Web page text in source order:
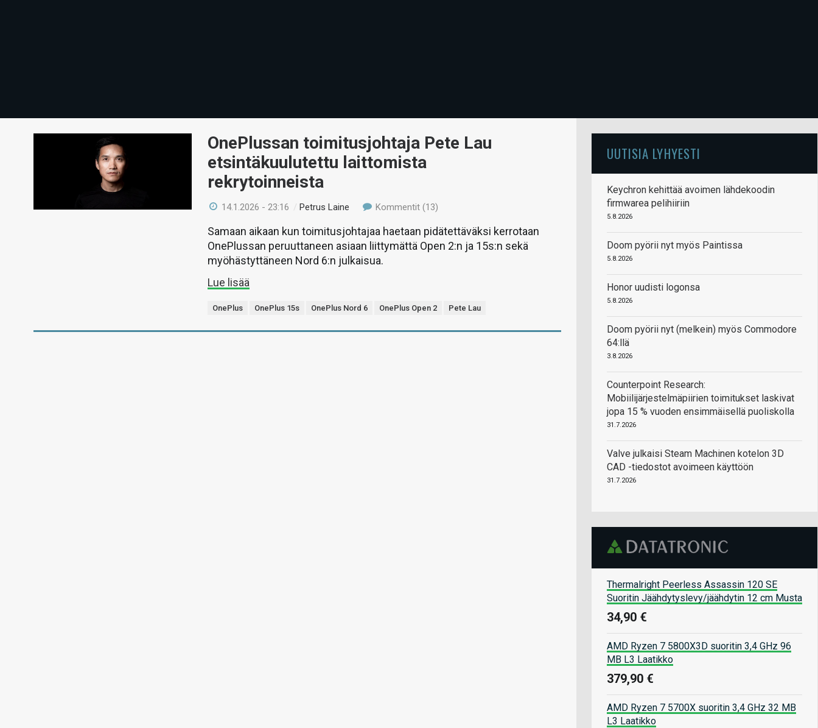
OnePlussan toimitusjohtaja Pete Lau
etsintäkuulutettu laittomista
rekrytoinneista
14.1.2026 - 23:16 /Petrus Laine Kommentit (13)
Samaan aikaan kun toimitusjohtajaa haetaan pidätettäväksi kerrotaan
OnePlussan peruuttaneen asiaan liittymättä Open 2:n ja 15s:n sekä
myöhästyttäneen Nord 6:n julkaisua.
Lue lisää
OnePlus OnePlus 15s OnePlus Nord 6 OnePlus Open 2 Pete Lau
UUTISIA LYHYESTI
Keychron kehittää avoimen lähdekoodin
firmwarea pelihiiriin
5.8.2026
Doom pyörii nyt myös Paintissa
5.8.2026
Honor uudisti logonsa
5.8.2026
Doom pyörii nyt (melkein) myös Commodore
64:llä
3.8.2026
Counterpoint Research:
Mobiilijärjestelmäpiirien toimitukset laskivat
jopa 15 % vuoden ensimmäisellä puoliskolla
31.7.2026
Valve julkaisi Steam Machinen kotelon 3D
CAD -tiedostot avoimeen käyttöön
31.7.2026
Thermalright Peerless Assassin 120 SE
Suoritin Jäähdytyslevy/jäähdytin 12 cm Musta
34,90 €
AMD Ryzen 7 5800X3D suoritin 3,4 GHz 96
MB L3 Laatikko
379,90 €
AMD Ryzen 7 5700X suoritin 3,4 GHz 32 MB
L3 Laatikko